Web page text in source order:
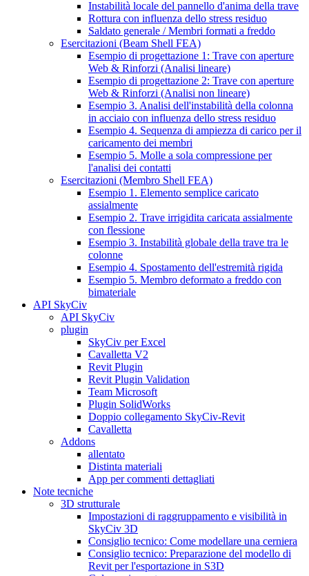
Instabilità locale del pannello d'anima della trave
Rottura con influenza dello stress residuo
Saldato generale / Membri formati a freddo
Esercitazioni (Beam Shell FEA)
Esempio di progettazione 1: Trave con aperture
Web & Rinforzi (Analisi lineare)
Esempio di progettazione 2: Trave con aperture
Web & Rinforzi (Analisi non lineare)
Esempio 3. Analisi dell'instabilità della colonna
in acciaio con influenza dello stress residuo
Esempio 4. Sequenza di ampiezza di carico per il
caricamento dei membri
Esempio 5. Molle a sola compressione per
l'analisi dei contatti
Esercitazioni (Membro Shell FEA)
Esempio 1. Elemento semplice caricato
assialmente
Esempio 2. Trave irrigidita caricata assialmente
con flessione
Esempio 3. Instabilità globale della trave tra le
colonne
Esempio 4. Spostamento dell'estremità rigida
Esempio 5. Membro deformato a freddo con
bimateriale
API SkyCiv
API SkyCiv
plugin
SkyCiv per Excel
Cavalletta V2
Revit Plugin
Revit Plugin Validation
Team Microsoft
Plugin SolidWorks
Doppio collegamento SkyCiv-Revit
Cavalletta
Addons
allentato
Distinta materiali
App per commenti dettagliati
Note tecniche
3D strutturale
Impostazioni di raggruppamento e visibilità in
SkyCiv 3D
Consiglio tecnico: Come modellare una cerniera
Consiglio tecnico: Preparazione del modello di
Revit per l'esportazione in S3D